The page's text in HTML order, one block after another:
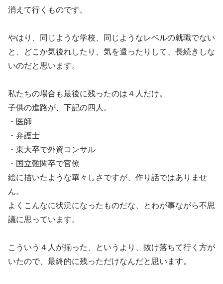
消えて行くものです。
やはり、同じような学校、同じようなレベルの就職でない
と、どこか気後れしたり、気を遣ったりして、長続きしな
いのだと思います。
私たちの場合も最後に残ったのは４人だけ。
子供の進路が、下記の四人。
・医師
・弁護士
・東大卒で外資コンサル
・国立難関卒で官僚
絵に描いたような華々しさですが、作り話ではありませ
ん。
よくこんなに状況になったものだな、とわが事ながら不思
議に思っています。
こういう４人が揃った、というより、抜け落ちて行く方が
いたので、最終的に残っただけなんだと思います。